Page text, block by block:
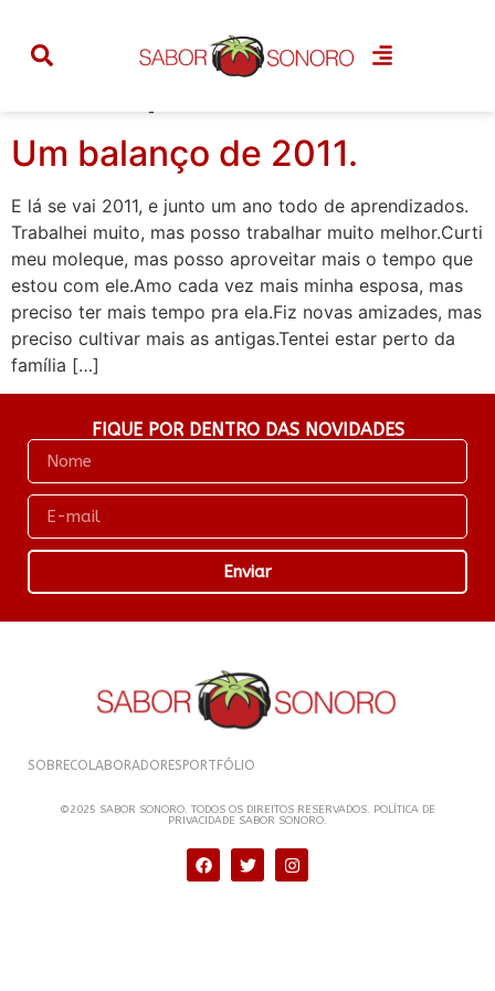
Categoria:
retrospectiva
Um balanço de 2011.
E lá se vai 2011, e junto um ano todo de aprendizados.
Trabalhei muito, mas posso trabalhar muito melhor.Curti
meu moleque, mas posso aproveitar mais o tempo que
estou com ele.Amo cada vez mais minha esposa, mas
preciso ter mais tempo pra ela.Fiz novas amizades, mas
preciso cultivar mais as antigas.Tentei estar perto da
família […]
FIQUE POR DENTRO DAS NOVIDADES
Enviar
SOBRECOLABORADORES PORTFÓLIO
©2025 SABOR SONORO. TODOS OS DIREITOS RESERVADOS. POLÍTICA DE
PRIVACIDADE SABOR SONORO.